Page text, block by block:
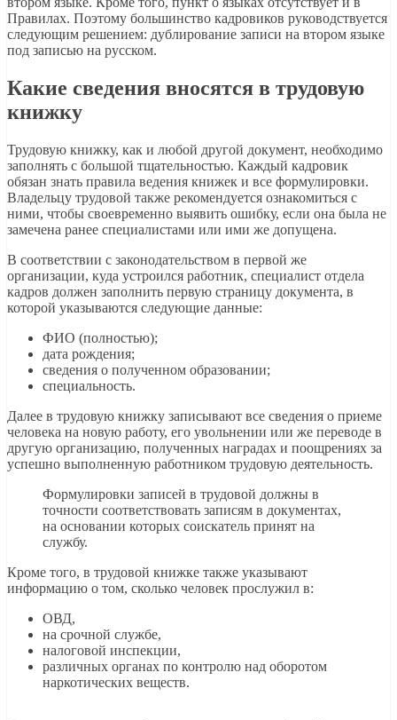
Правилах. Поэтому большинство кадровиков руководствуется
следующим решением: дублирование записи на втором языке
под записью на русском.
Какие сведения вносятся в трудовую
книжку
Трудовую книжку, как и любой другой документ, необходимо
заполнять с большой тщательностью. Каждый кадровик
обязан знать правила ведения книжек и все формулировки.
Владельцу трудовой также рекомендуется ознакомиться с
ними, чтобы своевременно выявить ошибку, если она была не
замечена ранее специалистами или ими же допущена.
В соответствии с законодательством в первой же
организации, куда устроился работник, специалист отдела
кадров должен заполнить первую страницу документа, в
которой указываются следующие данные:
ФИО (полностью);
дата рождения;
сведения о полученном образовании;
специальность.
Далее в трудовую книжку записывают все сведения о приеме
человека на новую работу, его увольнении или же переводе в
другую организацию, полученных наградах и поощрениях за
успешно выполненную работником трудовую деятельность.
Формулировки записей в трудовой должны в
точности соответствовать записям в документах,
на основании которых соискатель принят на
службу.
Кроме того, в трудовой книжке также указывают
информацию о том, сколько человек прослужил в:
ОВД,
на срочной службе,
налоговой инспекции,
различных органах по контролю над оборотом
наркотических веществ.